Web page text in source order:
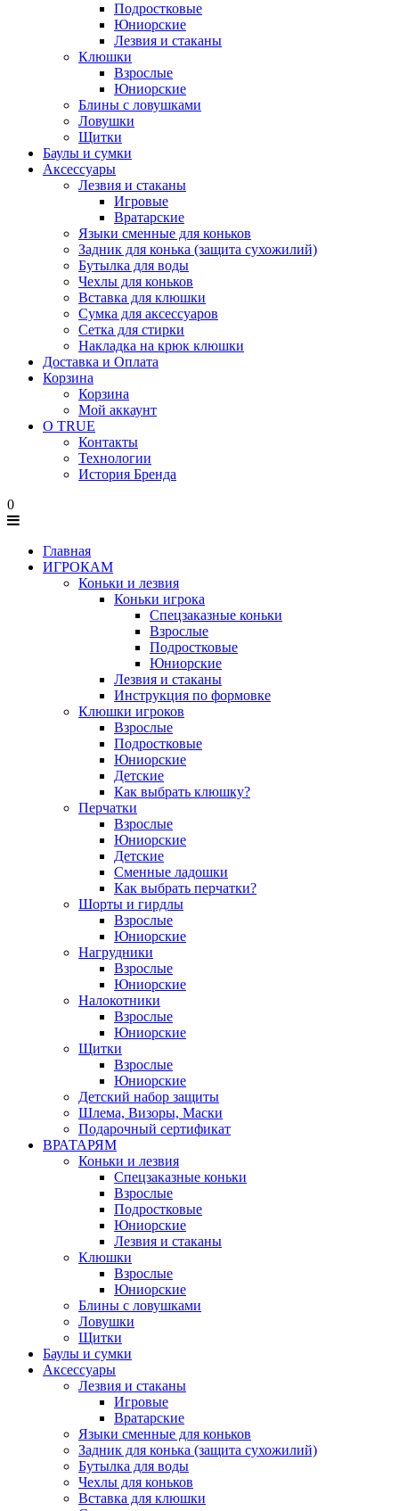
Подростковые
Юниорские
Лезвия и стаканы
Клюшки
Взрослые
Юниорские
Блины с ловушками
Ловушки
Щитки
Баулы и сумки
Аксессуары
Лезвия и стаканы
Игровые
Вратарские
Языки сменные для коньков
Задник для конька (защита сухожилий)
Бутылка для воды
Чехлы для коньков
Вставка для клюшки
Сумка для аксессуаров
Сетка для стирки
Накладка на крюк клюшки
Доставка и Оплата
Корзина
Корзина
Мой аккаунт
О TRUE
Контакты
Технологии
История Бренда
0
Главная
ИГРОКАМ
Коньки и лезвия
Коньки игрока
Спецзаказные коньки
Взрослые
Подростковые
Юниорские
Лезвия и стаканы
Инструкция по формовке
Клюшки игроков
Взрослые
Подростковые
Юниорские
Детские
Как выбрать клюшку?
Перчатки
Взрослые
Юниорские
Детские
Сменные ладошки
Как выбрать перчатки?
Шорты и гирдлы
Взрослые
Юниорские
Нагрудники
Взрослые
Юниорские
Налокотники
Взрослые
Юниорские
Щитки
Взрослые
Юниорские
Детский набор защиты
Шлема, Визоры, Маски
Подарочный сертификат
ВРАТАРЯМ
Коньки и лезвия
Спецзаказные коньки
Взрослые
Подростковые
Юниорские
Лезвия и стаканы
Клюшки
Взрослые
Юниорские
Блины с ловушками
Ловушки
Щитки
Баулы и сумки
Аксессуары
Лезвия и стаканы
Игровые
Вратарские
Языки сменные для коньков
Задник для конька (защита сухожилий)
Бутылка для воды
Чехлы для коньков
Вставка для клюшки